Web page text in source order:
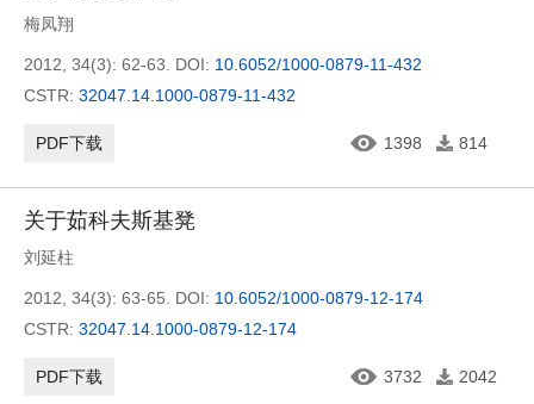
梅凤翔
2012, 34(3): 62-63. DOI: 10.6052/1000-0879-11-432
CSTR: 32047.14.1000-0879-11-432
PDF下载 1398 814
关于茹科夫斯基凳
刘延柱
2012, 34(3): 63-65. DOI: 10.6052/1000-0879-12-174
CSTR: 32047.14.1000-0879-12-174
PDF下载 3732 2042